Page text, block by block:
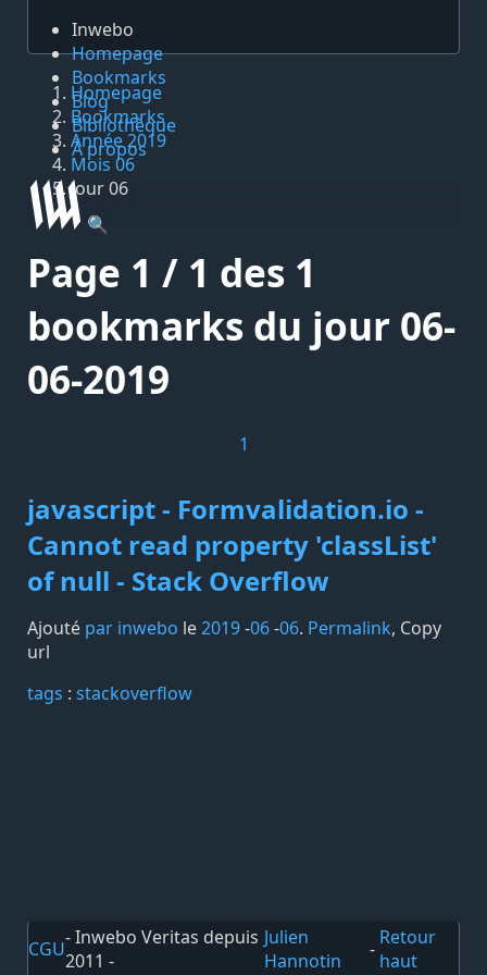
Inwebo
Homepage
Bookmarks
Blog
Bibliothèque
À propos
🔍
Homepage
Bookmarks
Année 2019
Mois 06
Jour 06
Page 1 / 1 des 1
bookmarks du jour 06-
06-2019
1
javascript - Formvalidation.io -
Cannot read property 'classList'
of null - Stack Overflow
Ajouté par inwebo le2019-06-06. Permalink, Copy
url
tags️ : stackoverflow
CGU- Inwebo Veritas depuis
2011 -
Julien
Hannotin
- Retour
haut